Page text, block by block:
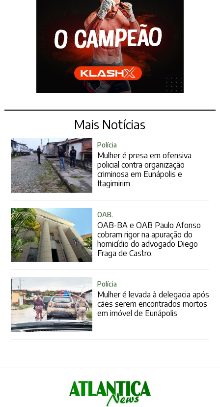
Mais Notícias
Polícia
Mulher é presa em ofensiva
policial contra organização
criminosa em Eunápolis e
Itagimirim
OAB.
OAB-BA e OAB Paulo Afonso
cobram rigor na apuração do
homicídio do advogado Diego
Fraga de Castro.
Polícia
Mulher é levada à delegacia após
cães serem encontrados mortos
em imóvel de Eunápolis